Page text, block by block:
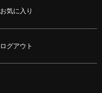
お気に入り
ログアウト